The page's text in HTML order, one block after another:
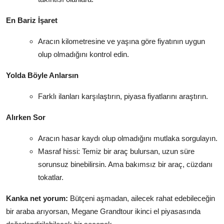
En Bariz İşaret
Aracın kilometresine ve yaşına göre fiyatının uygun
olup olmadığını kontrol edin.
Yolda Böyle Anlarsın
Farklı ilanları karşılaştırın, piyasa fiyatlarını araştırın.
Alırken Sor
Aracın hasar kaydı olup olmadığını mutlaka sorgulayın.
Masraf hissi: Temiz bir araç bulursan, uzun süre
sorunsuz binebilirsin. Ama bakımsız bir araç, cüzdanı
tokatlar.
Kanka net yorum: Bütçeni aşmadan, ailecek rahat edebileceğin
bir araba arıyorsan, Megane Grandtour ikinci el piyasasında